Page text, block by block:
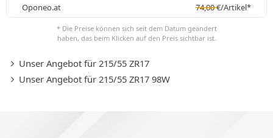
Oponeo.at
74,00€/Artikel*
* Die Preise können sich seit dem Datum geändert
haben, das beim Klicken auf den Preis sichtbar ist.
Unser Angebot für 215/55 ZR17
Unser Angebot für 215/55 ZR17 98W